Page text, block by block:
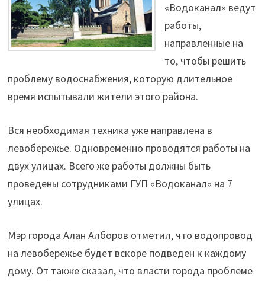
«Водоканал» ведут
работы,
направленные на
то, чтобы решить
проблему водоснабжения, которую длительное
время испытывали жители этого района.
Вся необходимая техника уже направлена в
левобережье. Одновременно проводятся работы на
двух улицах. Всего же работы должны быть
проведены сотрудниками ГУП «Водоканал» на 7
улицах.
Мэр города Алан Алборов отметил, что водопровод
на левобережье будет вскоре подведен к каждому
дому. От также сказал, что власти города проблеме